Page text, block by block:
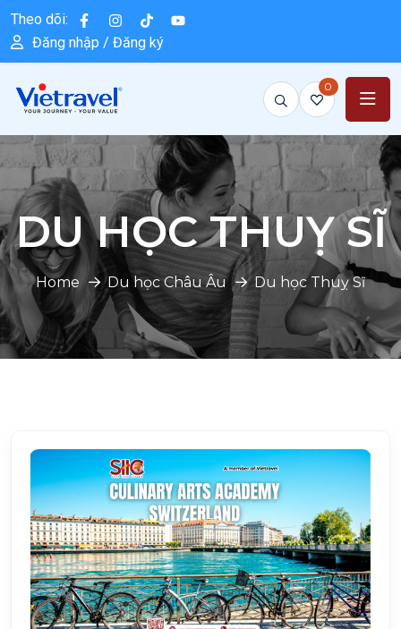
Theo dõi:
Đăng nhập / Đăng ký
0
DU HỌC THUỴ SĨ
Home Du học Châu Âu Du học Thuỵ Sĩ